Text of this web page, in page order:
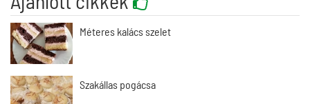
Méteres kalács szelet
Szakállas pogácsa